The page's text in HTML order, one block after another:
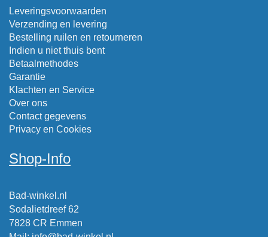
Leveringsvoorwaarden
Verzending en levering
Bestelling ruilen en retourneren
Indien u niet thuis bent
Betaalmethodes
Garantie
Klachten en Service
Over ons
Contact gegevens
Privacy en Cookies
Shop-Info
Bad-winkel.nl
Sodalietdreef 62
7828 CR Emmen